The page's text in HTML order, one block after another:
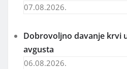
07.08.2026.
Dobrovoljno davanje krvi
avgusta
06.08.2026.